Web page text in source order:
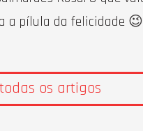
a pílula da felicidade 😉
os artigos